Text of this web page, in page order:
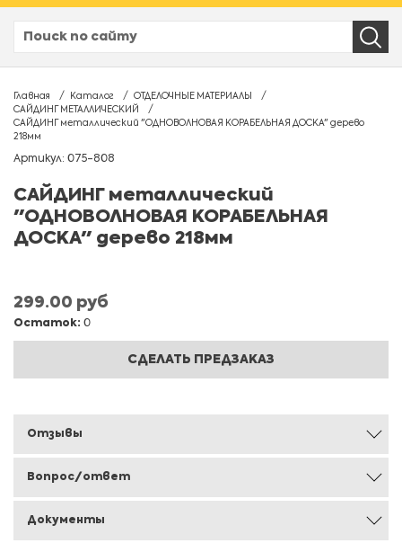
Главная Каталог
ОТДЕЛОЧНЫЕ МАТЕРИАЛЫ
САЙДИНГ МЕТАЛЛИЧЕСКИЙ
САЙДИНГ металлический "ОДНОВОЛНОВАЯ КОРАБЕЛЬНАЯ ДОСКА" дерево
218мм
Артикул: 075-808
САЙДИНГ металлический
"ОДНОВОЛНОВАЯ КОРАБЕЛЬНАЯ
ДОСКА" дерево 218мм
299.00 руб
Остаток: 0
СДЕЛАТЬ ПРЕДЗАКАЗ
Отзывы
Вопрос/ответ
Документы